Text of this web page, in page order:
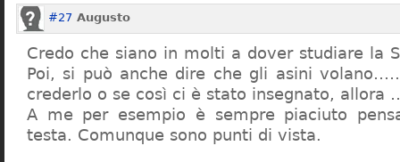
#27 Augusto
Credo che siano in molti a dover studiare la
Poi, si può anche dire che gli asini
crederlo o se così ci è stato insegnato,
A me per esempio è sempre piaciuto
testa. Comunque sono punti di vista.